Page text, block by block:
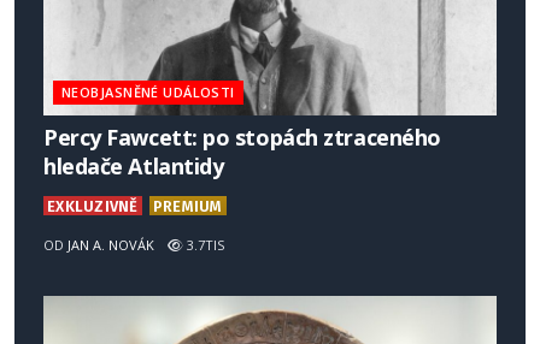
NEOBJASNĚNÉ UDÁLOSTI
Percy Fawcett: po stopách ztraceného
hledače Atlantidy
EXKLUZIVNĚ PREMIUM
OD JAN A. NOVÁK 3.7TIS